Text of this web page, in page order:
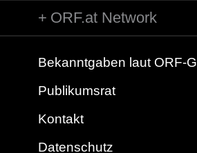
ORF.at Network
Bekanntgaben laut ORF-G
Publikumsrat
Kontakt
Datenschutz